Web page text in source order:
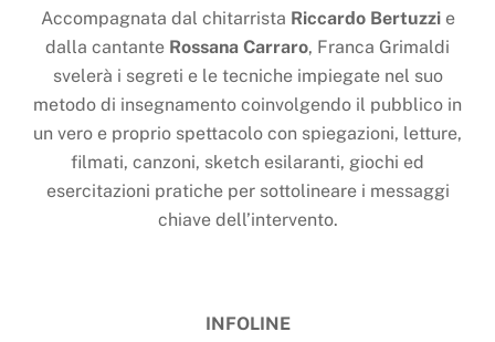
Accompagnata dal chitarrista Riccardo Bertuzzie
dalla cantante Rossana Carraro, Franca Grimaldi
svelerà i segreti e le tecniche impiegate nel suo
metodo di insegnamento coinvolgendo il pubblico in
un vero e proprio spettacolo con spiegazioni, letture,
filmati, canzoni, sketch esilaranti, giochi ed
esercitazioni pratiche per sottolineare i messaggi
chiave dell’intervento.
INFOLINE